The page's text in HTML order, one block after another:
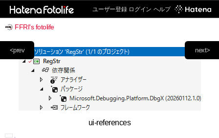
ユーザー登録 ログイン ヘルプ
FFRI's fotolife
next>
<prev
ui-references